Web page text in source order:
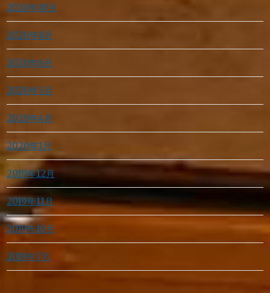
2020年10月
2020年8月
2020年6月
2020年5月
2020年4月
2020年1月
2019年12月
2019年11月
2019年10月
2019年7月